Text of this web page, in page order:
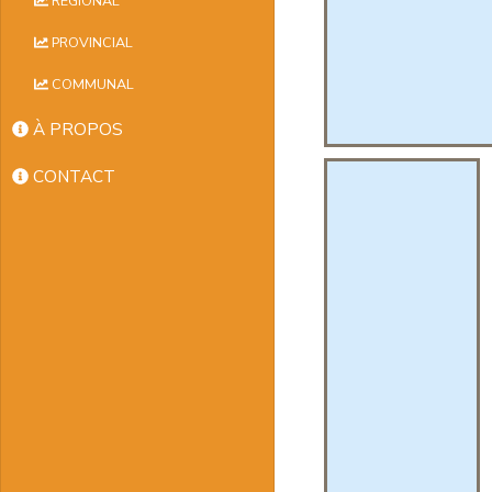
PROVINCIAL
COMMUNAL
À PROPOS
CONTACT